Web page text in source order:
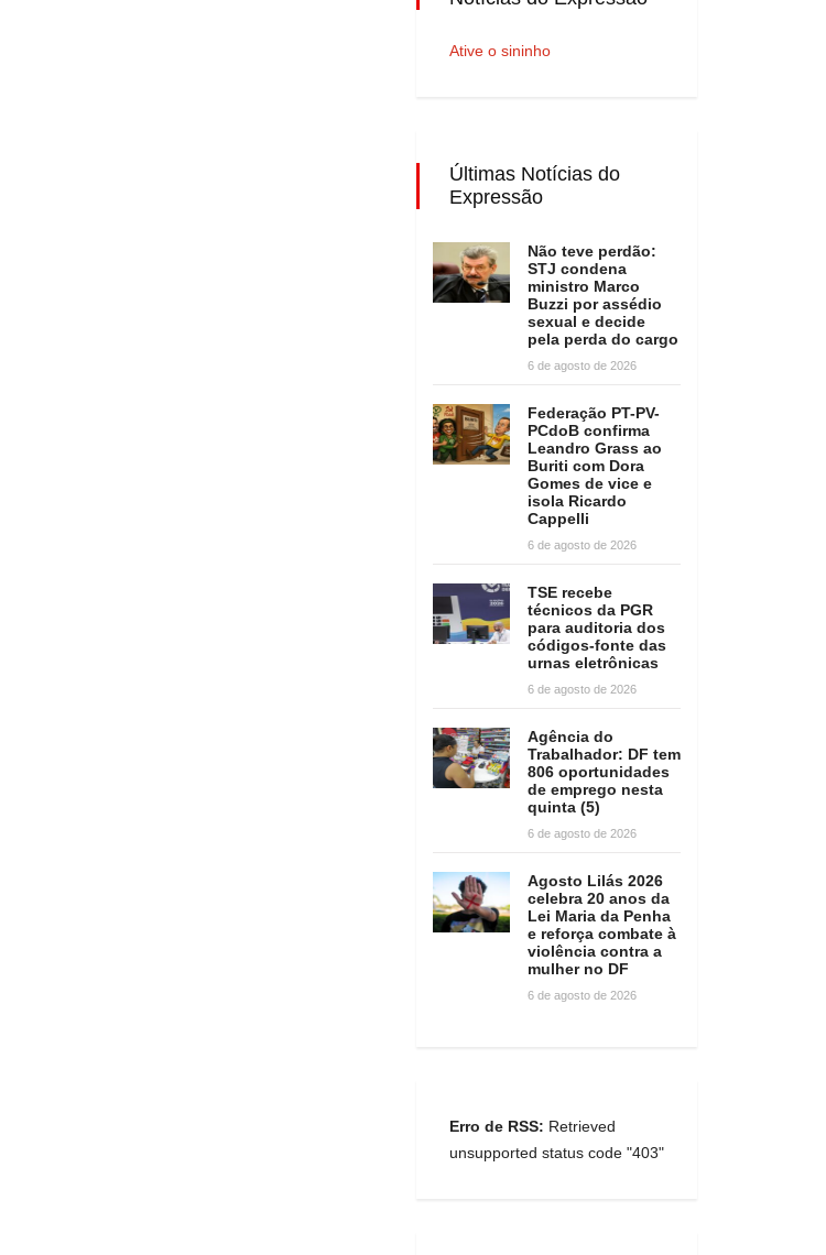
Ative o sininho
Últimas Notícias do
Expressão
Não teve perdão:
STJ condena
ministro Marco
Buzzi por assédio
sexual e decide
pela perda do cargo
6 de agosto de 2026
Federação PT-PV-
PCdoB confirma
Leandro Grass ao
Buriti com Dora
Gomes de vice e
isola Ricardo
Cappelli
6 de agosto de 2026
TSE recebe
técnicos da PGR
para auditoria dos
códigos-fonte das
urnas eletrônicas
6 de agosto de 2026
Agência do
Trabalhador: DF tem
806 oportunidades
de emprego nesta
quinta (5)
6 de agosto de 2026
Agosto Lilás 2026
celebra 20 anos da
Lei Maria da Penha
e reforça combate à
violência contra a
mulher no DF
6 de agosto de 2026
Erro de RSS: Retrieved
unsupported status code "403"